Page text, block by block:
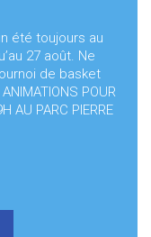
été toujours au
27 août. Ne
de basket
POUR
AU PARC PIERRE